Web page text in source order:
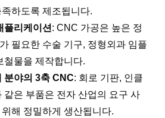
하도록 제조됩니다.
플리케이션 : CNC 가공은 높은 정
필요한 수술 기구, 정형외과 임플
철물을 제작합니다.
분야의 3축 CNC: 회로 기판, 인클
같은 부품은 전자 산업의 요구 사
해 정밀하게 생산됩니다.